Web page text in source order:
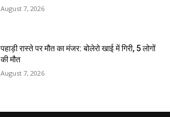
August 7, 2026
पहाड़ी रास्ते पर मौत का मंजर: बोलेरो खाई में गिरी, 5 लोगों
की मौत
August 7, 2026